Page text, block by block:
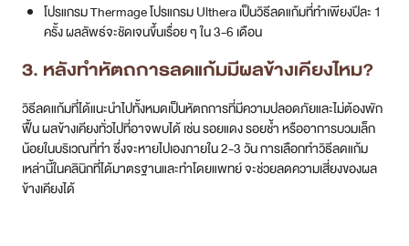
โปรแกรม Thermage โปรแกรม Ulthera เป็นวิธีลดแก้มที่ทำเพียงปีละ 1
ครั้ง ผลลัพธ์จะชัดเจนขึ้นเรื่อย ๆ ใน 3-6 เดือน
3. หลังทำหัตถการลดแก้มมีผลข้างเคียงไหม?
วิธีลดแก้มที่ได้แนะนำไปทั้งหมดเป็นหัตถการที่มีความปลอดภัยและไม่ต้องพัก
ฟื้น ผลข้างเคียงทั่วไปที่อาจพบได้ เช่น รอยแดง รอยช้ำ หรืออาการบวมเล็ก
น้อยในบริเวณที่ทำ ซึ่งจะหายไปเองภายใน 2-3 วัน การเลือกทำวิธีลดแก้ม
เหล่านี้ในคลินิกที่ได้มาตรฐานและทำโดยแพทย์ จะช่วยลดความเสี่ยงของผล
ข้างเคียงได้